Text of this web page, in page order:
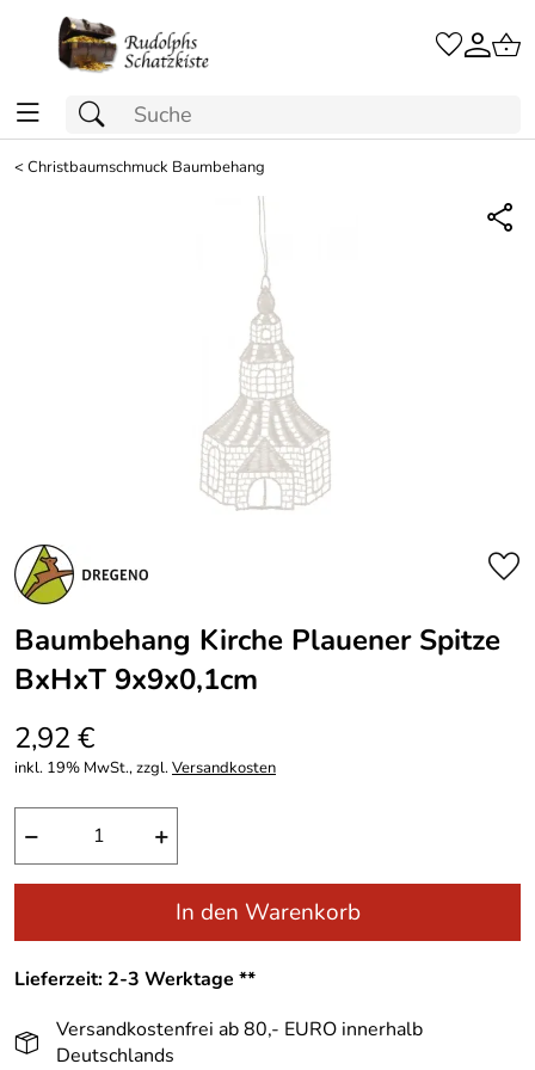
<Christbaumschmuck Baumbehang
Baumbehang Kirche Plauener Spitze
BxHxT 9x9x0,1cm
2,92 €
inkl. 19% MwSt., zzgl.Versandkosten
− +
In den Warenkorb
Lieferzeit: 2-3 Werktage **
Versandkostenfrei ab 80,- EURO innerhalb
Deutschlands